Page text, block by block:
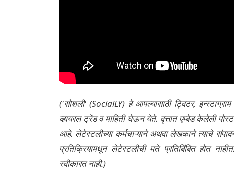
('सोशली' (SocialLY) हे आपल्यासाठी ट्विटर,
व्हायरल ट्रेंड व माहिती घेऊन येते. वृत्तात एम्बेड केलेली
आहे. लेटेस्टलीच्या कर्मचाऱ्याने अथवा लेखकाने त्याचे
प्रतिक्रियामधून लेटेस्टलीची मते प्रतिबिंबित होत
स्वीकारत नाही.)